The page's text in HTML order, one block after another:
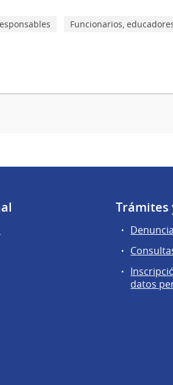
Funcionarios,
Trámites
datos